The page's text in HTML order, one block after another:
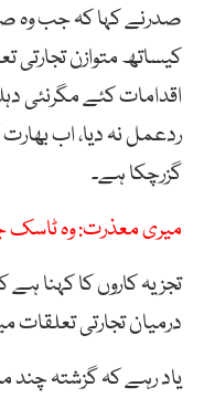
صدرنے کہا کہ جب وہ
کیساتھ متوازن تجارتی
اقدامات کئے مگرنئی
ردعمل نہ دیا، اب
گزرچکا ہے۔
میری معذرت: وہ
تجزیہ کاروں کا کہنا
درمیان تجارتی
یاد رہے کہ گزشتہ چند